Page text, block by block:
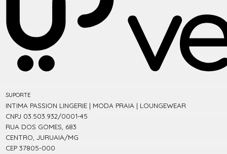
SUPORTE
INTIMA PASSION LINGERIE | MODA PRAIA | LOUNGEWEAR
CNPJ 03.503.932/0001-45
RUA DOS GOMES, 683
CENTRO, JURUAIA/MG
CEP 37805-000